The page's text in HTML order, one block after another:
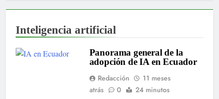
Inteligencia artificial
Panorama general de la
adopción de IA en Ecuador
Redacción
11 meses
atrás
0
24 minutos